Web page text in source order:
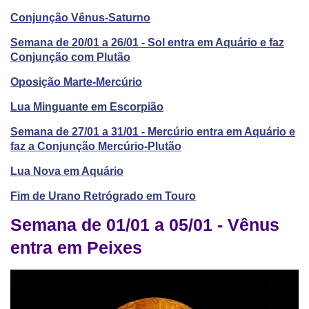
Conjunção Vênus-Saturno
Semana de 20/01 a 26/01 - Sol entra em Aquário e faz
Conjunção com Plutão
Oposição Marte-Mercúrio
Lua Minguante em Escorpião
Semana de 27/01 a 31/01 - Mercúrio entra em Aquário e
faz a Conjunção Mercúrio-Plutão
Lua Nova em Aquário
Fim de Urano Retrógrado em Touro
Semana de 01/01 a 05/01 - Vênus
entra em Peixes